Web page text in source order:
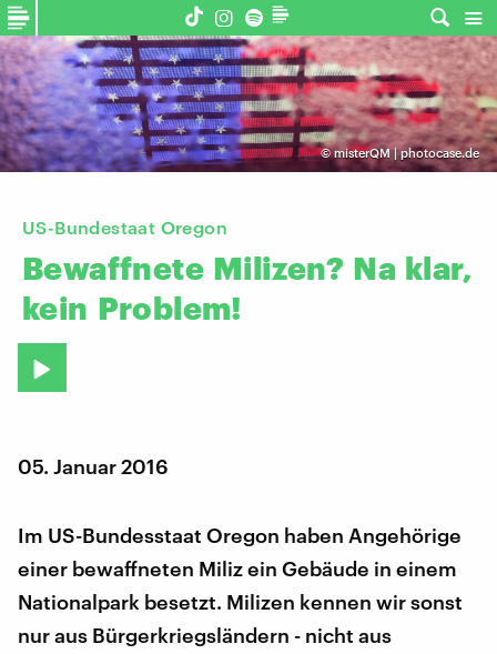
©misterQM | photocase.de
US-Bundestaat Oregon
Bewaffnete Milizen? Na klar,
kein Problem!
05. Januar 2016
Im US-Bundesstaat Oregon haben Angehörige
einer bewaffneten Miliz ein Gebäude in einem
Nationalpark besetzt. Milizen kennen wir sonst
nur aus Bürgerkriegsländern - nicht aus